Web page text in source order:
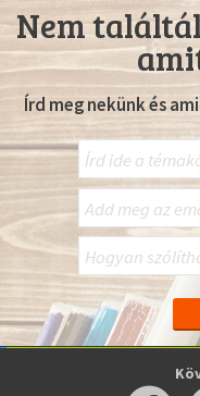
Nem
Írd meg nekünk és